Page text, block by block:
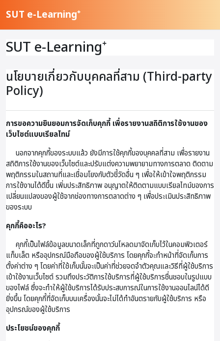
SUT e-Learning⁺
SUT e-Learning⁺
นโยบายเกี่ยวกับบุคคลที่สาม (Third-party
Policy)
การขอความยินยอมการจัดเก็บคุกกี้ เพื่อรายงานสถิติการใช้งานของ
เว็บไซต์แบบเรียลไทม์
นอกจากคุกกี้ของระบบแล้ว ยังมีการใช้คุกกี้ของบุคคลที่สาม เพื่อรายงาน
สถิติการใช้งานของเว็บไซต์และปรับแต่งความพยายามทางการตลาด ติดตาม
พฤติกรรมในสถานที่และเชื่อมโยงกับตัวชี้วัดอื่น ๆ เพื่อให้เข้าใจพฤติกรรม
การใช้งานได้ดีขึ้น เพิ่มประสิทธิภาพ อนุญาตให้ติดตามแบบเรียลไทม์ของการ
เปลี่ยนแปลงของผู้ใช้จากช่องทางการตลาดต่าง ๆ เพื่อประเมินประสิทธิภาพ
ของระบบ
คุกกี้คืออะไร?
คุกกี้เป็นไฟล์ข้อมูลขนาดเล็กที่ถูกดาว์นโหลดมาจัดเก็บไว้ในคอมพิวเตอร์
แท็บเล็ต หรืออุปกรณ์มือถือของผู้ใช้บริการ โดยคุกกี้จะทำหน้าที่จัดเก็บการ
ตั้งค่าต่าง ๆ โดยค่าที่ใช้เก็บนั้นจะเป็นค่าที่ช่วยจดจำตัวคุณและวิธีที่ผู้ใช้บริการ
เข้าใช้งานเว็บไซต์ รวมถึงประวัติการใช้บริการที่ผู้ใช้บริการชื่นชอบในรูปแบบ
ของไฟล์ ซึ่งจะทำให้ผู้ใช้บริการได้รับประสบการณ์ในการใช้งานออนไลน์ได้ดี
ยิ่งขึ้น โดยคุกกี้ที่จัดเก็บบนเครื่องนั้นจะไม่ได้ทำอันตรายกับผู้ใช้บริการ หรือ
อุปกรณ์ของผู้ใช้บริการ
ประโยชน์ของคุกกี้